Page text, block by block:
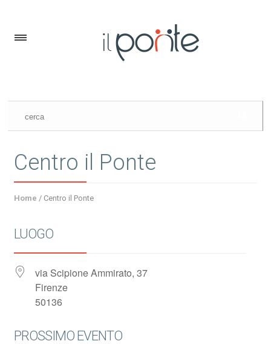
Centro il Ponte
Home / Centro il Ponte
LUOGO
via Scipione Ammirato, 37
Firenze
50136
PROSSIMO EVENTO